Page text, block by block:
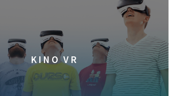
KINO VR